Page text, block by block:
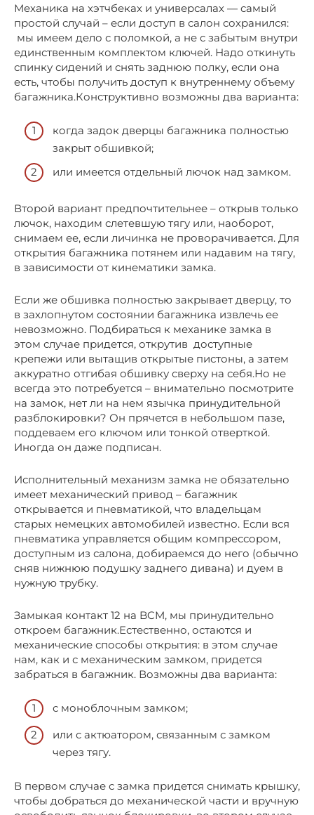
Механика на хэтчбеках и универсалах — самый
простой случай – если доступ в салон сохранился:
мы имеем дело с поломкой, а не с забытым внутри
единственным комплектом ключей. Надо откинуть
спинку сидений и снять заднюю полку, если она
есть, чтобы получить доступ к внутреннему объему
багажника.Конструктивно возможны два варианта:
когда задок дверцы багажника полностью
закрыт обшивкой;
или имеется отдельный лючок над замком.
Второй вариант предпочтительнее – открыв только
лючок, находим слетевшую тягу или, наоборот,
снимаем ее, если личинка не проворачивается. Для
открытия багажника потянем или надавим на тягу,
в зависимости от кинематики замка.
Если же обшивка полностью закрывает дверцу, то
в захлопнутом состоянии багажника извлечь ее
невозможно. Подбираться к механике замка в
этом случае придется, открутив доступные
крепежи или вытащив открытые пистоны, а затем
аккуратно отгибая обшивку сверху на себя.Но не
всегда это потребуется – внимательно посмотрите
на замок, нет ли на нем язычка принудительной
разблокировки? Он прячется в небольшом пазе,
поддеваем его ключом или тонкой отверткой.
Иногда он даже подписан.
Исполнительный механизм замка не обязательно
имеет механический привод – багажник
открывается и пневматикой, что владельцам
старых немецких автомобилей известно. Если вся
пневматика управляется общим компрессором,
доступным из салона, добираемся до него (обычно
сняв нижнюю подушку заднего дивана) и дуем в
нужную трубку.
Замыкая контакт 12 на BCM, мы принудительно
откроем багажник.Естественно, остаются и
механические способы открытия: в этом случае
нам, как и с механическим замком, придется
забраться в багажник. Возможны два варианта:
с моноблочным замком;
или с актюатором, связанным с замком
через тягу.
В первом случае с замка придется снимать крышку,
чтобы добраться до механической части и вручную